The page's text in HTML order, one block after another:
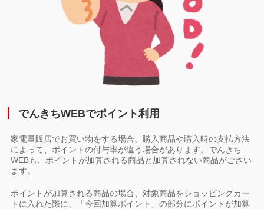
でんきちWEBでポイント利用
家電量販店でお買い物をする場合、購入商品や購入時の支払方法
によって、ポイントの付与率が違う場合があります。でんきち
WEBも、ポイントが加算される商品と加算されない商品がござい
ます。
ポイントが加算される商品の場合、対象商品をショッピングカー
トに入れた際に、「今回加算ポイント」の部分にポイントが加算